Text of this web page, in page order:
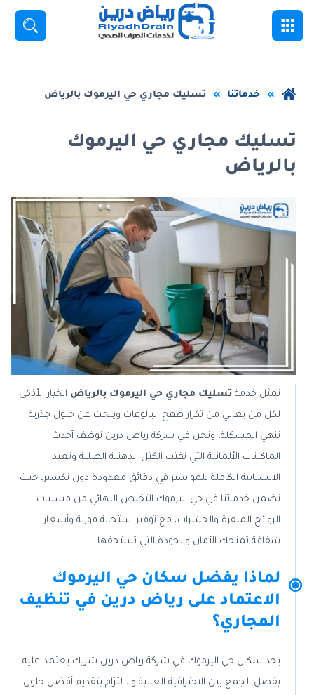
تخطي
الصفحة
الرئيسية
خدماتنا تسليك مجاري حي اليرموك بالرياض
تسليك مجاري حي اليرموك
بالرياض
تمثل خدمة تسليك مجاري حي اليرموك بالرياض الخيار الأذكى
لكل من يعاني من تكرار طفح البالوعات ويبحث عن حلول جذرية
تنهي المشكلة، ونحن في شركة رياض درين نوظف أحدث
الماكينات الألمانية التي تفتت الكتل الدهنية الصلبة وتعيد
الانسيابية الكاملة للمواسير في دقائق معدودة دون تكسير، حيث
تضمن خدماتنا في حي اليرموك التخلص النهائي من مسببات
الروائح المنفرة والحشرات، مع توفير استجابة فورية وأسعار
شفافة تمنحك الأمان والجودة التي تستحقها.
لماذا يفضل سكان حي اليرموك
الاعتماد على رياض درين في تنظيف
المجاري؟
يجد سكان حي اليرموك في شركة رياض درين شريك يعتمد عليه
بفضل الجمع بين الاحترافية العالية والالتزام بتقديم أفضل حلول